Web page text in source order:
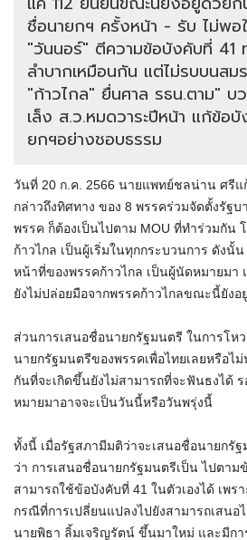
ชื่อนายกฯ ครั้งหน้า - รับ ไม่พอ
"วันนอร์" ตีความข้อบังคับที่ 41
ลำบากเหมือนกัน แต่ไม่รบบนส
"ก้าวไกล" ยื่นศาล รธน.ตาม"
เล็ง ส.ว.หมดวาระปีหน้า แก้ข้อ
ยกฯอย่างชอบธรรม
วันที่ 20 ก.ค. 2566 นายแพทย์ชลน่าน ศรีแ
กล่าวถึงทิศทาง ของ 8 พรรคร่วมจัดตั้งรัฐบ
พรรค ก็ต้องเป็นไปตาม MOU ที่ทำร่วมกัน
ก้าวไกล เป็นผู้เริ่มในทุกกระบวนการ ดังนั้
หน้าที่ของพรรคก้าวไกล เป็นผู้นัดหมายมา
ยังไม่ปล่อยมือจากพรรคก้าวไกลขณะนี้ยังอ
ส่วนการเสนอชื่อนายกรัฐมนตรี ในการโห
นายกรัฐมนตรีของพรรคเพื่อไทยเลยหรือไ
กันที่จะเกิดขึ้นยังไม่สามารถที่จะฟันธงได้ ร
หมายมาอาจจะเป็นวันนี้หรือวันพรุ่งนี้
ทั้งนี้ เมื่อรัฐสภามีมติว่าจะเสนอชื่อนายกรั
ว่า การเสนอชื่อนายกรัฐมนตรีเป็น ไปตาม
สามารถใช้ข้อบังคับที่ 41 ในตัวเองได้ เพร
กรณีที่การเปลี่ยนแปลงไปยังสามารถเสนอ
นายพิธา ลิ้มเจริญรัตน์ ขึ้นมาใหม่ และมีก